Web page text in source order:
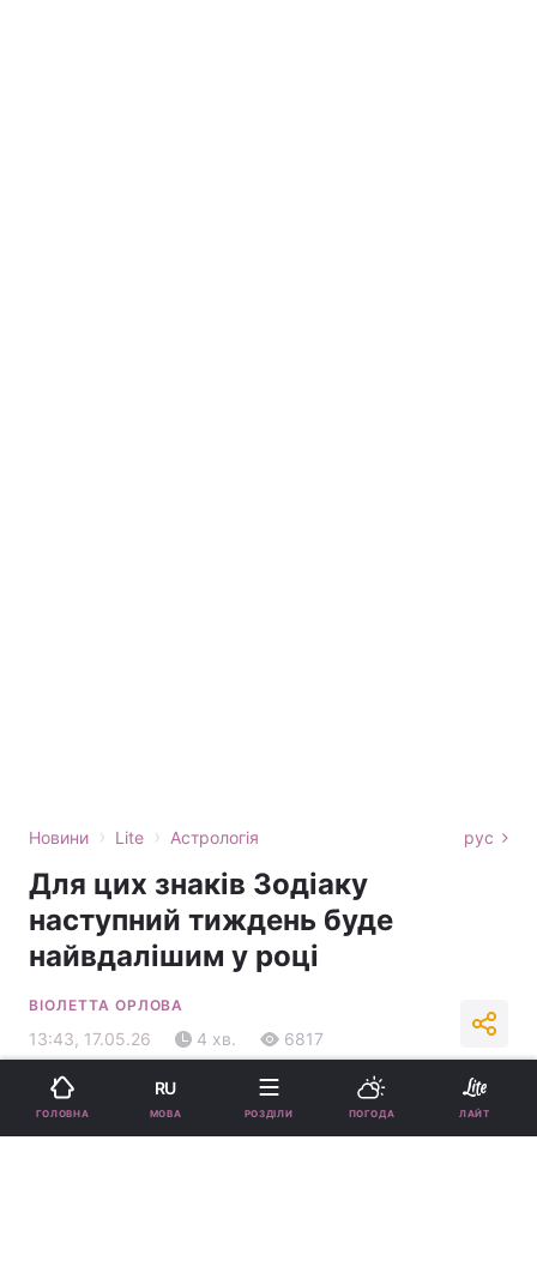
Новини › Lite › Астрологія рус
Для цих знаків Зодіаку
наступний тиждень буде
найвдалішим у році
ВІОЛЕТТА ОРЛОВА
13:43, 17.05.26 4 хв. 6817
Підпишіться на нас в Google
ГОЛОВНА
RU
МОВА РОЗДІЛИ ПОГОДА ЛАЙТ